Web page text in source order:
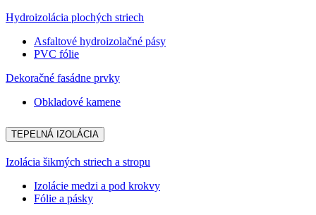
Hydroizolácia plochých striech
Asfaltové hydroizolačné pásy
PVC fólie
Dekoračné fasádne prvky
Obkladové kamene
TEPELNÁ IZOLÁCIA
Izolácia šikmých striech a stropu
Izolácie medzi a pod krokvy
Fólie a pásky